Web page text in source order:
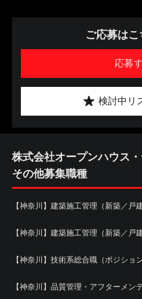
ご応募はこ
応募
検討中リ
株式会社オープンハウス
その他募集職種
【神奈川】建築施工管理（新築／戸
【神奈川】建築施工管理（新築／
【神奈川】技術系総合職（ポジショ
【神奈川】品質管理・アフターメン